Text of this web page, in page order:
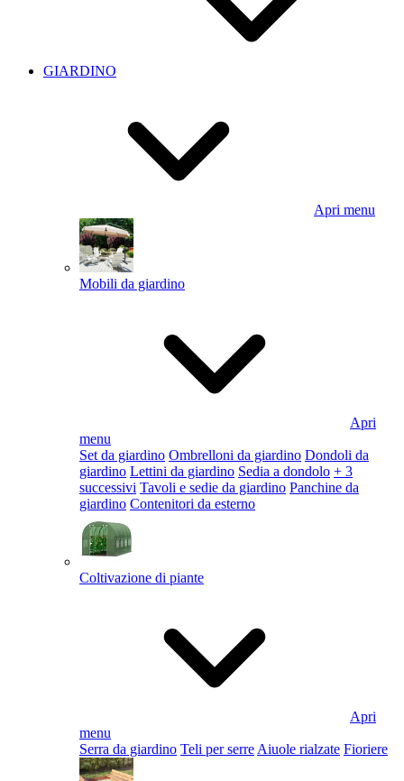
GIARDINO
Apri menu
Mobili da giardino
Apri
menu
Set da giardino Ombrelloni da giardino Dondoli da
giardino Lettini da giardino Sedia a dondolo + 3
successivi Tavoli e sedie da giardino Panchine da
giardino Contenitori da esterno
Coltivazione di piante
Apri
menu
Serra da giardino Teli per serre Aiuole rialzate Fioriere